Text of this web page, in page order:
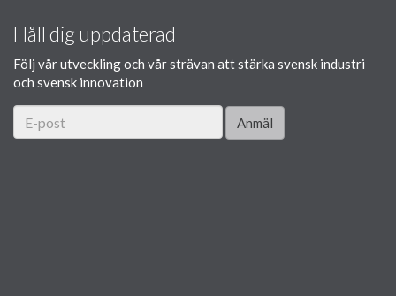
Håll dig uppdaterad
Följ vår utveckling och vår strävan att stärka svensk industri
och svensk innovation
Anmäl